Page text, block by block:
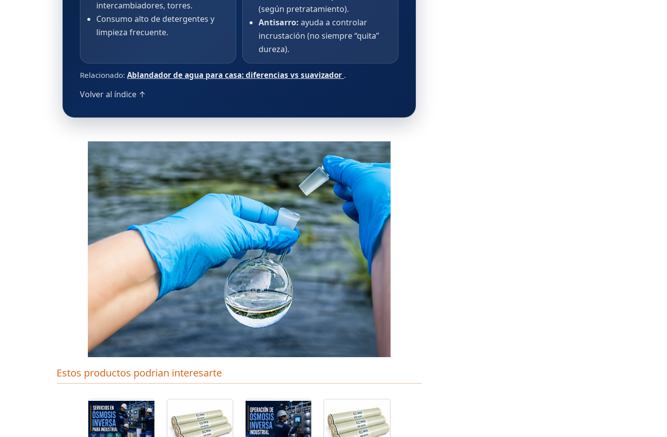
intercambiadores, torres.
Consumo alto de detergentes y
limpieza frecuente.
(según pretratamiento).
Antisarro: ayuda a controlar
incrustación (no siempre “quita”
dureza).
Relacionado: Ablandador de agua para casa: diferencias vs suavizador .
Volver al índice ↑
Estos productos podrian interesarte